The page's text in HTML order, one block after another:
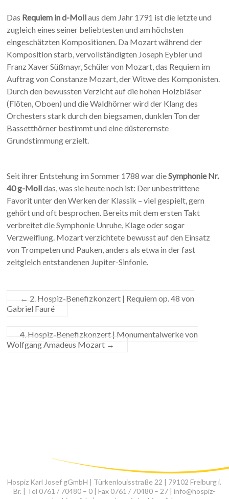
Das Requiem in d-Mollaus dem Jahr 1791 ist die letzte und
zugleich eines seiner beliebtesten und am höchsten
eingeschätzten Kompositionen. Da Mozart während der
Komposition starb, vervollständigten Joseph Eybler und
Franz Xaver Süßmayr, Schüler von Mozart, das Requiem im
Auftrag von Constanze Mozart, der Witwe des Komponisten.
Durch den bewussten Verzicht auf die hohen Holzbläser
(Flöten, Oboen) und die Waldhörner wird der Klang des
Orchesters stark durch den biegsamen, dunklen Ton der
Bassetthörner bestimmt und eine düsterernste
Grundstimmung erzielt.
Seit ihrer Entstehung im Sommer 1788 war dieSymphonie Nr.
40 g-Molldas, was sie heute noch ist: Der unbestrittene
Favorit unter den Werken der Klassik – viel gespielt, gern
gehört und oft besprochen. Bereits mit dem ersten Takt
verbreitet die Symphonie Unruhe, Klage oder sogar
Verzweiflung. Mozart verzichtete bewusst auf den Einsatz
von Trompeten und Pauken, anders als etwa in der fast
zeitgleich entstandenen Jupiter-Sinfonie.
← 2. Hospiz-Benefizkonzert | Requiem op. 48 von
Gabriel Fauré
4. Hospiz-Benefizkonzert | Monumentalwerke von
Wolfgang Amadeus Mozart →
Hospiz Karl Josef gGmbH | Türkenlouisstraße 22 | 79102 Freiburg i.
Br. | Tel 0761 / 70480 – 0 | Fax 0761 / 70480 – 27 | info@hospiz-